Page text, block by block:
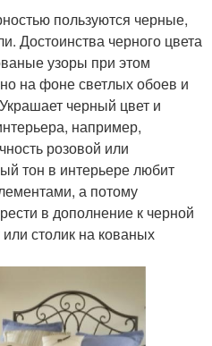
пользуются черные,
Достоинства черного цвета
узоры при этом
на фоне светлых обоев и
черный цвет и
например,
розовой или
тон в интерьере любит
а потому
в дополнение к черной
столик на кованых